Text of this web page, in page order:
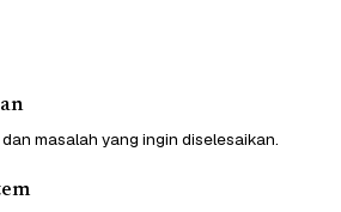
masalah yang ingin diselesaikan.